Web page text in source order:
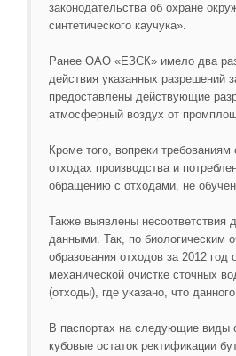
законодательства об охране
синтетического каучука».
Ранее ОАО «ЕЗСК» имело два
действия указанных разрешений
предоставлены действующие
атмосферный воздух от
Кроме того, вопреки
отходах производства и
обращению с отходами, не
Также выявлены несоответствия
данными. Так, по
образования отходов за 2012 год
механической очистке сточных
(отходы), где указано, что
В паспортах на следующие виды
кубовые остаток ректификации